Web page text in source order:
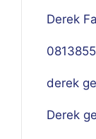
Derek
derek
Derek